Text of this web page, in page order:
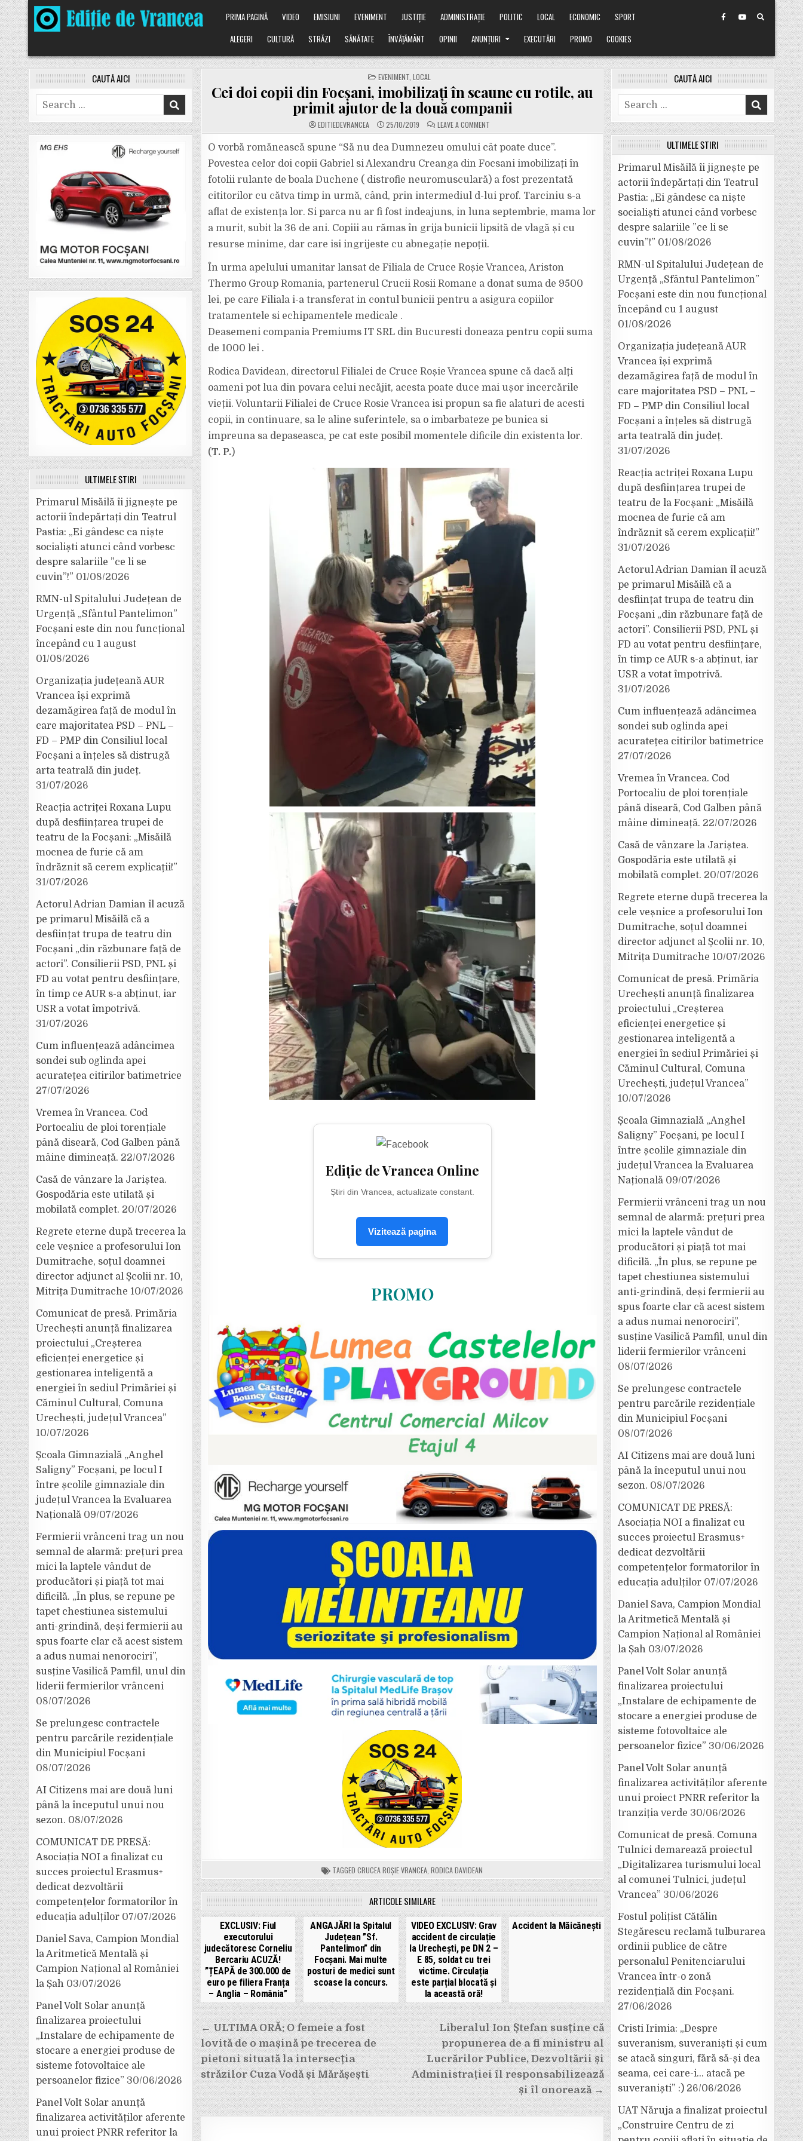
Skip
to
content
PRIMA PAGINĂ VIDEO EMISIUNI EVENIMENT JUSTIȚIE ADMINISTRAȚIE POLITIC LOCAL ECONOMIC
SPORT
ALEGERI
CULTURĂ STRĂZI SĂNĂTATE ÎNVĂȚĂMÂNT OPINII ANUNȚURI EXECUTĂRI PROMO COOKIES
POSTED
IN
EVENIMENT, LOCAL
Cei doi copii din Focșani, imobilizați în scaune cu rotile, au
primit ajutor de la două companii
EDITIEDEVRANCEA 25/10/2019 LEAVE A COMMENTON
CEI
COPII
DIN
FOCȘANI,
IMOBILIZAȚI
ÎN
SCAUNE
ROTILE,
PRIMIT
AJUTOR
DE
LA
O vorbă romănească spune “Să nu dea Dumnezeu omului cât poate duce”.
Povestea celor doi copii Gabriel si Alexandru Creanga din Focsani imobilizați în
fotolii rulante de boala Duchene ( distrofie neuromusculară) a fost prezentată
cititorilor cu cătva timp in urmă, când, prin intermediul d-lui prof. Tarciniu s-a
aflat de existența lor. Si parca nu ar fi fost indeajuns, in luna septembrie, mama lor
a murit, subit la 36 de ani. Copiii au rămas în grija bunicii lipsită de vlagă și cu
resurse minime, dar care isi ingrijeste cu abnegație nepoții.
În urma apelului umanitar lansat de Filiala de Cruce Roșie Vrancea, Ariston
Thermo Group Romania, partenerul Crucii Rosii Romane a donat suma de 9500
lei, pe care Filiala i-a transferat in contul bunicii pentru a asigura copiilor
tratamentele si echipamentele medicale .
Deasemeni compania Premiums IT SRL din Bucuresti doneaza pentru copii suma
de 1000 lei .
Rodica Davidean, directorul Filialei de Cruce Roșie Vrancea spune că dacă alți
oameni pot lua din povara celui necăjit, acesta poate duce mai ușor incercările
vieții. Voluntarii Filialei de Cruce Rosie Vrancea isi propun sa fie alaturi de acesti
copii, in continuare, sa le aline suferintele, sa o imbarbateze pe bunica si
impreuna sa depaseasca, pe cat este posibil momentele dificile din existenta lor.
(T. P.)
Ediție de Vrancea Online
Știri din Vrancea, actualizate constant.
Vizitează pagina
PROMO
TAGGEDCRUCEA ROȘIE VRANCEA ,RODICA DAVIDEAN
ARTICOLE SIMILARE
EXCLUSIV: Fiul
executorului
judecătoresc Corneliu
Bercariu ACUZĂ!
”ȚEAPĂ de 300.000 de
euro pe filiera Franța
– Anglia – România”
ANGAJĂRI la Spitalul
Județean ”Sf.
Pantelimon” din
Focșani. Mai multe
posturi de medici sunt
scoase la concurs.
VIDEO EXCLUSIV: Grav
accident de circulație
la Urechești, pe DN 2 –
E 85, soldat cu trei
victime. Circulația
este parțial blocată și
la această oră!
Accident la Măicănești
Navigare
în
articole
Liberalul Ion Ștefan susține că
propunerea de a fi ministru al
Lucrărilor Publice, Dezvoltării și
Administrației îl responsabilizează
și îl onorează →
← ULTIMA ORĂ: O femeie a fost
lovită de o mașină pe trecerea de
pietoni situată la intersecția
străzilor Cuza Vodă și Mărășești
CAUTĂ AICI
Search
for:
ULTIMELE ȘTIRI
Primarul Misăilă îi jignește pe
actorii îndepărtați din Teatrul
Pastia: „Ei gândesc ca niște
socialiști atunci când vorbesc
despre salariile ”ce li se
cuvin”!” 01/08/2026
RMN-ul Spitalului Județean de
Urgență „Sfântul Pantelimon”
Focșani este din nou funcțional
începând cu 1 august
01/08/2026
Organizația județeană AUR
Vrancea își exprimă
dezamăgirea față de modul în
care majoritatea PSD – PNL –
FD – PMP din Consiliul local
Focșani a înțeles să distrugă
arta teatrală din județ.
31/07/2026
Reacția actriței Roxana Lupu
după desființarea trupei de
teatru de la Focșani: „Misăilă
mocnea de furie că am
îndrăznit să cerem explicații!”
31/07/2026
Actorul Adrian Damian îl acuză
pe primarul Misăilă că a
desființat trupa de teatru din
Focșani „din răzbunare față de
actori”. Consilierii PSD, PNL și
FD au votat pentru desființare,
în timp ce AUR s-a abținut, iar
USR a votat împotrivă.
31/07/2026
Cum influențează adâncimea
sondei sub oglinda apei
acuratețea citirilor batimetrice
27/07/2026
Vremea în Vrancea. Cod
Portocaliu de ploi torențiale
până diseară, Cod Galben până
mâine dimineață. 22/07/2026
Casă de vânzare la Jariștea.
Gospodăria este utilată și
mobilată complet. 20/07/2026
Regrete eterne după trecerea la
cele veșnice a profesorului Ion
Dumitrache, soțul doamnei
director adjunct al Școlii nr. 10,
Mitrița Dumitrache 10/07/2026
Comunicat de presă. Primăria
Urechești anunță finalizarea
proiectului „Creșterea
eficienței energetice și
gestionarea inteligentă a
energiei în sediul Primăriei și
Căminul Cultural, Comuna
Urechești, județul Vrancea”
10/07/2026
Școala Gimnazială „Anghel
Saligny” Focșani, pe locul I
între școlile gimnaziale din
județul Vrancea la Evaluarea
Națională 09/07/2026
Fermierii vrânceni trag un nou
semnal de alarmă: prețuri prea
mici la laptele vândut de
producători și piață tot mai
dificilă. „În plus, se repune pe
tapet chestiunea sistemului
anti-grindină, deși fermierii au
spus foarte clar că acest sistem
a adus numai nenorociri”,
susține Vasilică Pamfil, unul din
liderii fermierilor vrânceni
08/07/2026
Se prelungesc contractele
pentru parcările rezidențiale
din Municipiul Focșani
08/07/2026
AI Citizens mai are două luni
până la începutul unui nou
sezon. 08/07/2026
COMUNICAT DE PRESĂ:
Asociația NOI a finalizat cu
succes proiectul Erasmus+
dedicat dezvoltării
competențelor formatorilor în
educația adulților 07/07/2026
Daniel Sava, Campion Mondial
la Aritmetică Mentală și
Campion Național al României
la Șah 03/07/2026
Panel Volt Solar anunță
finalizarea proiectului
„Instalare de echipamente de
stocare a energiei produse de
sisteme fotovoltaice ale
persoanelor fizice” 30/06/2026
Panel Volt Solar anunță
finalizarea activităților aferente
unui proiect PNRR referitor la
CAUTĂ AICI
Search
for:
ULTIMELE ȘTIRI
Primarul Misăilă îi jignește pe
actorii îndepărtați din Teatrul
Pastia: „Ei gândesc ca niște
socialiști atunci când vorbesc
despre salariile ”ce li se
cuvin”!” 01/08/2026
RMN-ul Spitalului Județean de
Urgență „Sfântul Pantelimon”
Focșani este din nou funcțional
începând cu 1 august
01/08/2026
Organizația județeană AUR
Vrancea își exprimă
dezamăgirea față de modul în
care majoritatea PSD – PNL –
FD – PMP din Consiliul local
Focșani a înțeles să distrugă
arta teatrală din județ.
31/07/2026
Reacția actriței Roxana Lupu
după desființarea trupei de
teatru de la Focșani: „Misăilă
mocnea de furie că am
îndrăznit să cerem explicații!”
31/07/2026
Actorul Adrian Damian îl acuză
pe primarul Misăilă că a
desființat trupa de teatru din
Focșani „din răzbunare față de
actori”. Consilierii PSD, PNL și
FD au votat pentru desființare,
în timp ce AUR s-a abținut, iar
USR a votat împotrivă.
31/07/2026
Cum influențează adâncimea
sondei sub oglinda apei
acuratețea citirilor batimetrice
27/07/2026
Vremea în Vrancea. Cod
Portocaliu de ploi torențiale
până diseară, Cod Galben până
mâine dimineață. 22/07/2026
Casă de vânzare la Jariștea.
Gospodăria este utilată și
mobilată complet. 20/07/2026
Regrete eterne după trecerea la
cele veșnice a profesorului Ion
Dumitrache, soțul doamnei
director adjunct al Școlii nr. 10,
Mitrița Dumitrache 10/07/2026
Comunicat de presă. Primăria
Urechești anunță finalizarea
proiectului „Creșterea
eficienței energetice și
gestionarea inteligentă a
energiei în sediul Primăriei și
Căminul Cultural, Comuna
Urechești, județul Vrancea”
10/07/2026
Școala Gimnazială „Anghel
Saligny” Focșani, pe locul I
între școlile gimnaziale din
județul Vrancea la Evaluarea
Națională 09/07/2026
Fermierii vrânceni trag un nou
semnal de alarmă: prețuri prea
mici la laptele vândut de
producători și piață tot mai
dificilă. „În plus, se repune pe
tapet chestiunea sistemului
anti-grindină, deși fermierii au
spus foarte clar că acest sistem
a adus numai nenorociri”,
susține Vasilică Pamfil, unul din
liderii fermierilor vrânceni
08/07/2026
Se prelungesc contractele
pentru parcările rezidențiale
din Municipiul Focșani
08/07/2026
AI Citizens mai are două luni
până la începutul unui nou
sezon. 08/07/2026
COMUNICAT DE PRESĂ:
Asociația NOI a finalizat cu
succes proiectul Erasmus+
dedicat dezvoltării
competențelor formatorilor în
educația adulților 07/07/2026
Daniel Sava, Campion Mondial
la Aritmetică Mentală și
Campion Național al României
la Șah 03/07/2026
Panel Volt Solar anunță
finalizarea proiectului
„Instalare de echipamente de
stocare a energiei produse de
sisteme fotovoltaice ale
persoanelor fizice” 30/06/2026
Panel Volt Solar anunță
finalizarea activităților aferente
unui proiect PNRR referitor la
tranziția verde 30/06/2026
Comunicat de presă. Comuna
Tulnici demarează proiectul
„Digitalizarea turismului local
al comunei Tulnici, județul
Vrancea” 30/06/2026
Fostul polițist Cătălin
Stegărescu reclamă tulburarea
ordinii publice de către
personalul Penitenciarului
Vrancea într-o zonă
rezidențială din Focșani.
27/06/2026
Cristi Irimia: „Despre
suveranism, suveraniști și cum
se atacă singuri, fără să-și dea
seama, cei care-i… atacă pe
suveraniști” :) 26/06/2026
UAT Năruja a finalizat proiectul
„Construire Centru de zi